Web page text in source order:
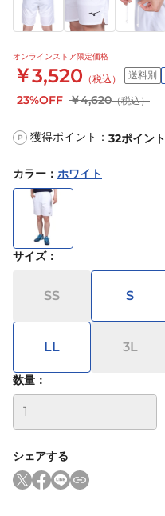
オンラインストア限定価格
￥3,520 （税込） 送料別
23%OFF ￥4,620（税込）
P 獲得ポイント： 32ポイント
カラー ： ホワイト
サイズ：
SS S
LL 3L
数量：
シェアする